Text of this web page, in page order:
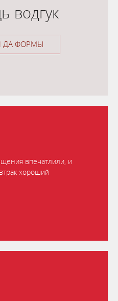
впечатлили, и
хороший
водгук
ДА ФОРМЫ